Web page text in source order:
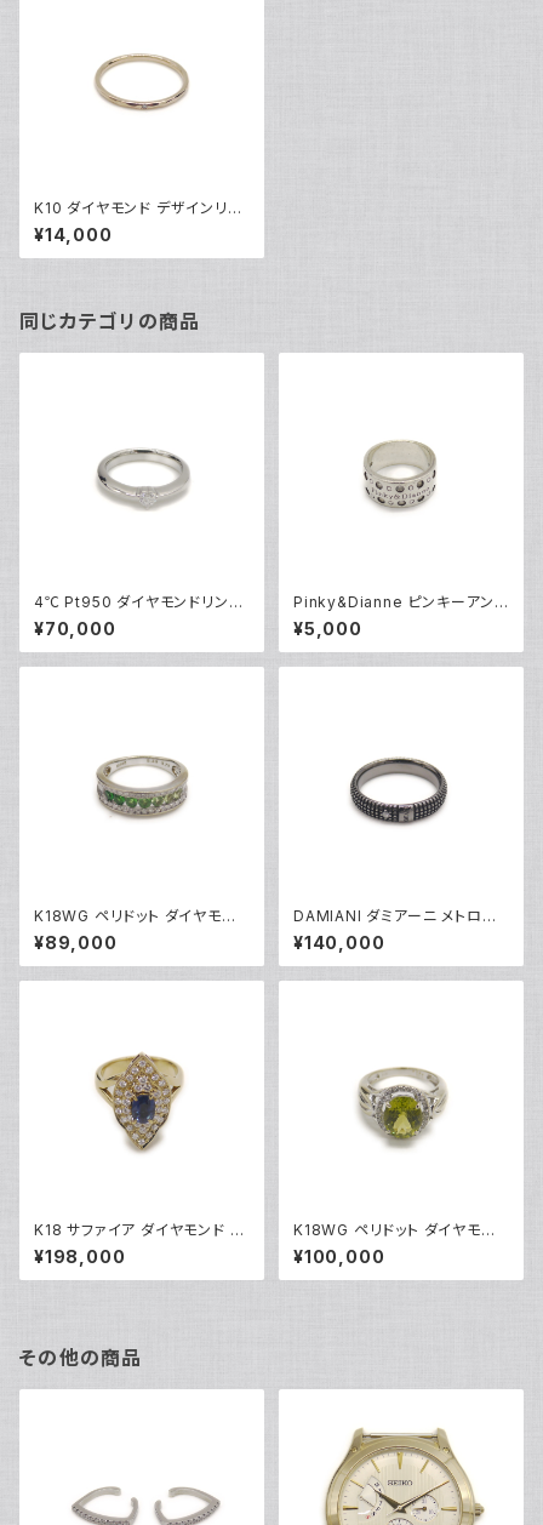
K10 ダイヤモンド デザインリン
グ 10金 指輪 11号 Y05018
¥14,000
同じカテゴリの商品
4℃ Pt950 ダイヤモンドリング
[True Love] プラチナ 指輪 8
号 Y05242
¥70,000
Pinky&Dianne ピンキーアンド
ダイアン シルバーリング 指輪 9
号 Y04624
¥5,000
K18WG ペリドット ダイヤモンド
デザインリング 18金 ホワイトゴ
ールド 指輪 12号 Y05244
¥89,000
DAMIANI ダミアーニ メトロポ
リタンドリーム 1Pダイヤモンド
リング K18WG 18金 指輪 17号
Y05256
¥140,000
K18 サファイア ダイヤモンド デ
ザインリング 18金 指輪 12号 Y
05246
¥198,000
K18WG ペリドット ダイヤモンド
デザインリング 18金 ホワイトゴ
ールド 指輪 9号 Y04916
¥100,000
その他の商品